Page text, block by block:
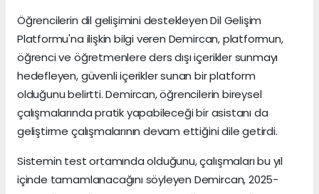
Öğrencilerin dil gelişimini destekleyen Dil Gelişim
Platformu'na ilişkin bilgi veren Demircan, platformun,
öğrenci ve öğretmenlere ders dışı içerikler sunmayı
hedefleyen, güvenli içerikler sunan bir platform
olduğunu belirtti. Demircan, öğrencilerin bireysel
çalışmalarında pratik yapabileceği bir asistanı da
geliştirme çalışmalarının devam ettiğini dile getirdi.
Sistemin test ortamında olduğunu, çalışmaları bu yıl
içinde tamamlanacağını söyleyen Demircan, 2025-